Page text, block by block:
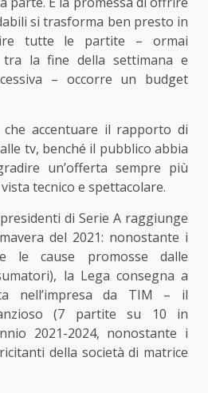
si trasforma ben presto in
tutte le partite – ormai
la fine della settimana e
– occorre un budget
accentuare il rapporto di
tv, benché il pubblico abbia
un’offerta sempre più
tecnico e spettacolare.
di Serie A raggiunge
del 2021: nonostante i
le cause promosse dalle
la Lega consegna a
nell’impresa da TIM – il
(7 partite su 10 in
2021-2024, nonostante i
della società di matrice